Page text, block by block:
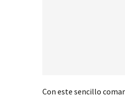
mysql
apache
root
root
apache
apache
Con este sencillo